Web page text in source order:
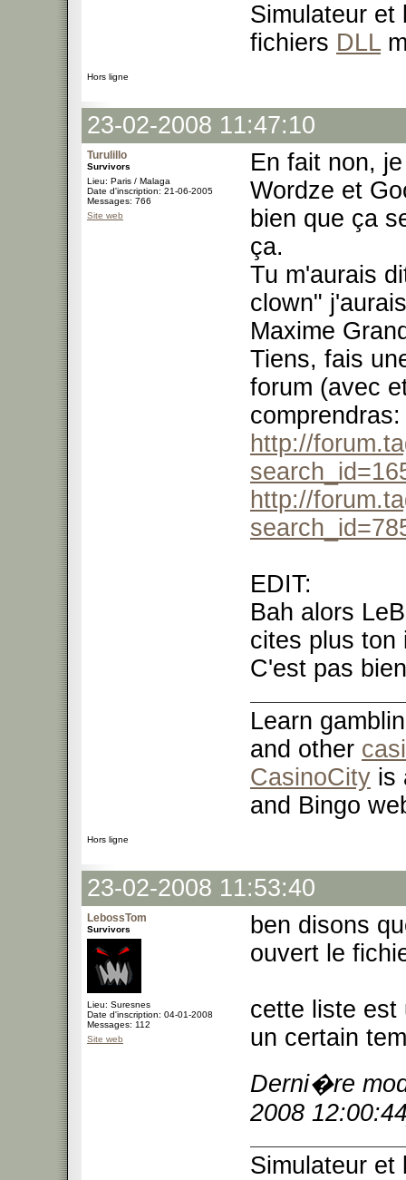
Simulateur
fichiers DLL
Hors ligne
23-02-2008 11:47:10
Turulillo
Survivors
Lieu: Paris / Malaga
Date d'inscription: 21-06-2005
Messages: 766
Site web
En fait non,
Wordze et
bien que ça
ça.
Tu m'aurais
clown"
Maxime
Tiens, fais
forum (avec
comprendras:
http://
http://
EDIT:
Bah alors
cites plus ton
C'est pas
Learn
and other
CasinoCity is
and Bingo
Hors ligne
23-02-2008 11:53:40
LebossTom
Survivors
Lieu: Suresnes
Date d'inscription: 04-01-2008
Messages: 112
Site web
ben disons
ouvert le
cette liste
un certain
Derni�re
2008
Simulateur